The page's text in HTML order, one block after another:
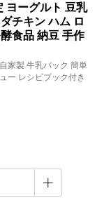
ヨーグルト 豆乳
チキン ハム ロ
食品 納豆 手作
家製 牛乳パック 簡単
ー レシピブック付き